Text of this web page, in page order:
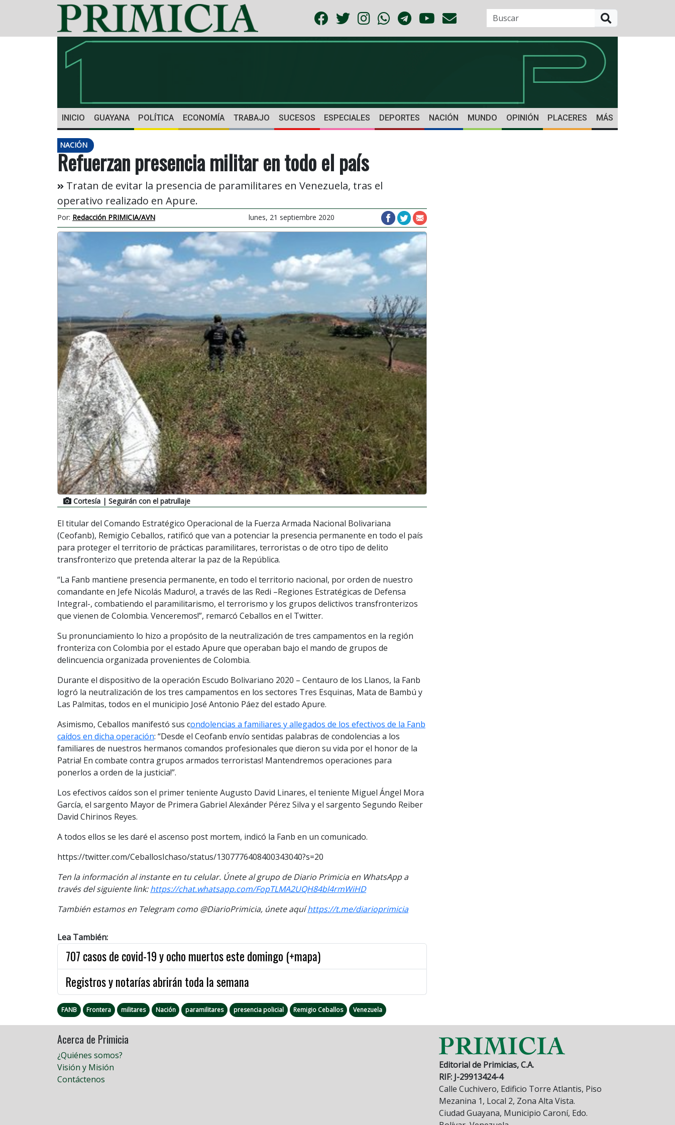
INICIO GUAYANA POLÍTICA ECONOMÍA TRABAJO SUCESOS ESPECIALES DEPORTES NACIÓN MUNDO OPINIÓN PLACERES MÁS
NACIÓN
Refuerzan presencia militar en todo el país
Tratan de evitar la presencia de paramilitares en Venezuela, tras el
operativo realizado en Apure.
Por: Redacción PRIMICIA/AVN lunes, 21 septiembre 2020
Cortesía | Seguirán con el patrullaje
El titular del Comando Estratégico Operacional de la Fuerza Armada Nacional Bolivariana
(Ceofanb), Remigio Ceballos, ratificó que van a potenciar la presencia permanente en todo el país
para proteger el territorio de prácticas paramilitares, terroristas o de otro tipo de delito
transfronterizo que pretenda alterar la paz de la República.
“La Fanb mantiene presencia permanente, en todo el territorio nacional, por orden de nuestro
comandante en Jefe Nicolás Maduro!, a través de las Redi –Regiones Estratégicas de Defensa
Integral-, combatiendo el paramilitarismo, el terrorismo y los grupos delictivos transfronterizos
que vienen de Colombia. Venceremos!”, remarcó Ceballos en el Twitter.
Su pronunciamiento lo hizo a propósito de la neutralización de tres campamentos en la región
fronteriza con Colombia por el estado Apure que operaban bajo el mando de grupos de
delincuencia organizada provenientes de Colombia.
Durante el dispositivo de la operación Escudo Bolivariano 2020 – Centauro de los Llanos, la Fanb
logró la neutralización de los tres campamentos en los sectores Tres Esquinas, Mata de Bambú y
Las Palmitas, todos en el municipio José Antonio Páez del estado Apure.
Asimismo, Ceballos manifestó sus condolencias a familiares y allegados de los efectivos de la Fanb
caídos en dicha operación: “Desde el Ceofanb envío sentidas palabras de condolencias a los
familiares de nuestros hermanos comandos profesionales que dieron su vida por el honor de la
Patria! En combate contra grupos armados terroristas! Mantendremos operaciones para
ponerlos a orden de la justicia!”.
Los efectivos caídos son el primer teniente Augusto David Linares, el teniente Miguel Ángel Mora
García, el sargento Mayor de Primera Gabriel Alexánder Pérez Silva y el sargento Segundo Reiber
David Chirinos Reyes.
A todos ellos se les daré el ascenso post mortem, indicó la Fanb en un comunicado.
https://twitter.com/CeballosIchaso/status/1307776408400343040?s=20
Ten la información al instante en tu celular. Únete al grupo de Diario Primicia en WhatsApp a
través del siguiente link: https://chat.whatsapp.com/FopTLMA2UQH84bl4rmWiHD
También estamos en Telegram como @DiarioPrimicia, únete aquíhttps://t.me/diarioprimicia
Lea También:
707 casos de covid-19 y ocho muertos este domingo (+mapa)
Registros y notarías abrirán toda la semana
FANB Frontera militares Nación paramilitares presencia policial Remigio Ceballos Venezuela
Acerca de Primicia
¿Quiénes somos?
Visión y Misión
Contáctenos
Editorial de Primicias, C.A.
RIF: J-29913424-4
Calle Cuchivero, Edificio Torre Atlantis, Piso
Mezanina 1, Local 2, Zona Alta Vista.
Ciudad Guayana, Municipio Caroní, Edo.